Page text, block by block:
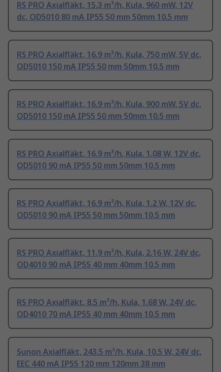
RS PRO Axialfläkt, 15.3 m³/h, Kula, 960 mW, 12V
dc, OD5010 80 mA IP55 50 mm 50mm 10.5 mm
RS PRO Axialfläkt, 16.9 m³/h, Kula, 750 mW, 5V dc,
OD5010 150 mA IP55 50 mm 50mm 10.5 mm
RS PRO Axialfläkt, 16.9 m³/h, Kula, 900 mW, 5V dc,
OD5010 150 mA IP55 50 mm 50mm 10.5 mm
RS PRO Axialfläkt, 16.9 m³/h, Kula, 1.08 W, 12V dc,
OD5010 90 mA IP55 50 mm 50mm 10.5 mm
RS PRO Axialfläkt, 16.9 m³/h, Kula, 1.2 W, 12V dc,
OD5010 90 mA IP55 50 mm 50mm 10.5 mm
RS PRO Axialfläkt, 11.9 m³/h, Kula, 2.16 W, 24V dc,
OD4010 90 mA IP55 40 mm 40mm 10.5 mm
RS PRO Axialfläkt, 8.5 m³/h, Kula, 1.68 W, 24V dc,
OD4010 70 mA IP55 40 mm 40mm 10.5 mm
Sunon Axialfläkt, 243.5 m³/h, Kula, 10.5 W, 24V dc,
EEC 440 mA IP55 120 mm 120mm 38 mm